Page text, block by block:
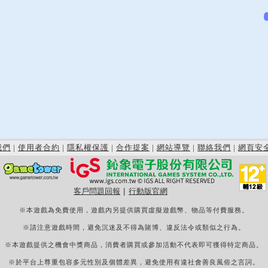
們 | 使用者合約 | 隱私權保護 | 合作提案 | 網站導覽 | 聯絡我們 | 網頁安
客戶問題回報 行動版官網
※本遊戲為免費使用，遊戲內另提供購買虛擬遊戲幣、物品等付費服務。
※請注意遊戲時間，避免沉迷及不得為賭博、違反法令或類似之行為。
※本遊戲提供之機會中獎商品，消費者購買或參加活動不代表即可獲得特定商品。
※於平台上尊重包容多元性別及個體差異，避免使用有違社會善良風俗之言詞。